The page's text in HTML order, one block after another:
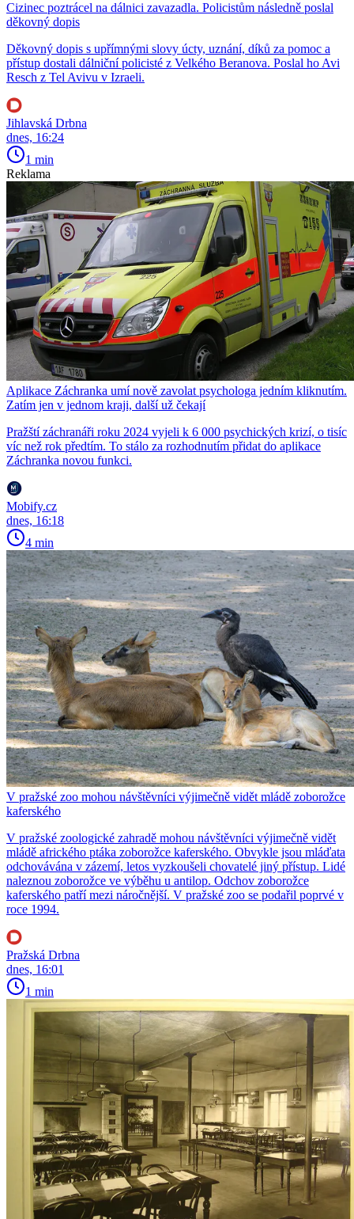
Cizinec poztrácel na dálnici zavazadla. Policistům následně poslal
děkovný dopis
Děkovný dopis s upřímnými slovy úcty, uznání, díků za pomoc a
přístup dostali dálniční policisté z Velkého Beranova. Poslal ho Avi
Resch z Tel Avivu v Izraeli.
Jihlavská Drbna
dnes, 16:24
1 min
Reklama
Aplikace Záchranka umí nově zavolat psychologa jedním kliknutím.
Zatím jen v jednom kraji, další už čekají
Pražští záchranáři roku 2024 vyjeli k 6 000 psychických krizí, o tisíc
víc než rok předtím. To stálo za rozhodnutím přidat do aplikace
Záchranka novou funkci.
Mobify.cz
dnes, 16:18
4 min
V pražské zoo mohou návštěvníci výjimečně vidět mládě zoborožce
kaferského
V pražské zoologické zahradě mohou návštěvníci výjimečně vidět
mládě afrického ptáka zoborožce kaferského. Obvykle jsou mláďata
odchovávána v zázemí, letos vyzkoušeli chovatelé jiný přístup. Lidé
naleznou zoborožce ve výběhu u antilop. Odchov zoborožce
kaferského patří mezi náročnější. V pražské zoo se podařil poprvé v
roce 1994.
Pražská Drbna
dnes, 16:01
1 min